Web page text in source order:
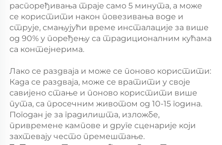
распоређивања траје само 5 минута, а може
се користити након повезивања воде и
струје, смањујући време инсталације за више
од 90% у поређењу са традиционалним кућама
са контејнерима.
Лако се раздваја и може се поново користити:
Када се раздваја, може се вратити у своје
савијено стање и поново користити више
пута, са просечним животом од 10-15 година.
Погодан је за градилишта, изложбе,
привремене кампове и друге сценарије који
захтевају често премештање.